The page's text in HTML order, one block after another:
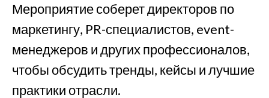
Мероприятие соберет директоров по
маркетингу, PR-специалистов, event-
менеджеров и других профессионалов,
чтобы обсудить тренды, кейсы и лучшие
практики отрасли.